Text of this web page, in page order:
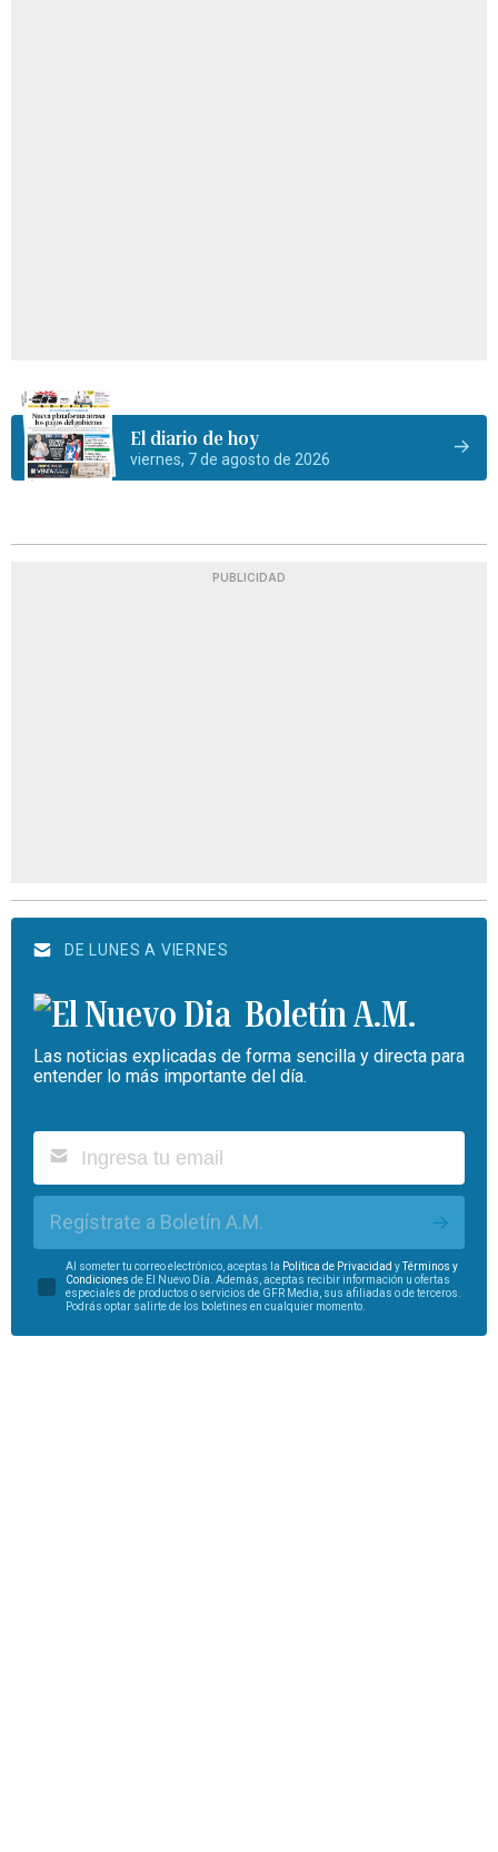
El diario de hoy
viernes, 7 de agosto de 2026
PUBLICIDAD
DE LUNES A VIERNES
Boletín A.M.
Las noticias explicadas de forma sencilla y directa para
entender lo más importante del día.
Regístrate a Boletín A.M.
Al someter tu correo electrónico, aceptas la Política de Privacidad yTérminos y
Condiciones de El Nuevo Día. Además, aceptas recibir información u ofertas
especiales de productos o servicios de GFR Media, sus afiliadas o de terceros.
Podrás optar salirte de los boletines en cualquier momento.